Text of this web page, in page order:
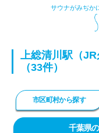
サウナがみぢか
上総清川駅（
（33件）
市区町村から探す
千葉県